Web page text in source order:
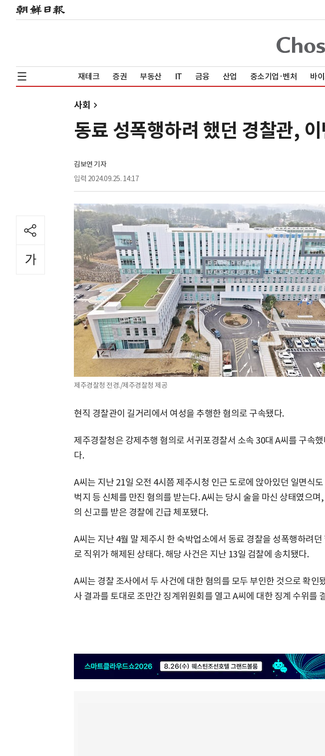
재테크 증권 부동산 IT 금융 산업 중소기업·벤처 바
사회
동료 성폭행하려 했던 경찰관,
김보연 기자
입력 2024.09.25. 14:17
제주경찰청 전경./제주경찰청 제공
현직 경찰관이 길거리에서 여성을 추행한 혐의로 구속됐다.
제주경찰청은 강제추행 혐의로 서귀포경찰서 소속 30대 A씨를 구속
다.
A씨는 지난 21일 오전 4시쯤 제주시청 인근 도로에 앉아있던 일면식
벅지 등 신체를 만진 혐의를 받는다. A씨는 당시 술을 마신 상태였으며
의 신고를 받은 경찰에 긴급 체포됐다.
A씨는 지난 4월 말 제주시 한 숙박업소에서 동료 경찰을 성폭행하려
로 직위가 해제된 상태다. 해당 사건은 지난 13일 검찰에 송치됐다.
A씨는 경찰 조사에서 두 사건에 대한 혐의를 모두 부인한 것으로 확인
사 결과를 토대로 조만간 징계위원회를 열고 A씨에 대한 징계 수위를